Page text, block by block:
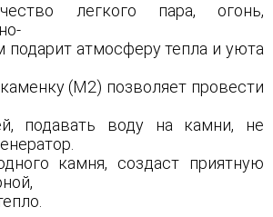
легкого пара, огонь,
атмосферу тепла и уюта
(М2) позволяет провести
подавать воду на камни, не
камня, создаст приятную